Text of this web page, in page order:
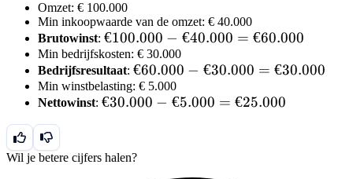
Omzet: € 100.000
Min inkoopwaarde van de omzet: € 40.000
Brutowinst: €
100.000
- €
40.000
= €
€100.000 − €40.000 = €60.000
Min bedrijfskosten: € 30.000
Bedrijfsresultaat: €
60.000
- €
30.000
€60.000 − €30.000 = €30.000
Min winstbelasting: € 5.000
Nettowinst: €
5.000
€30.000 − €5.000 = €25.000
Wil je betere cijfers halen?